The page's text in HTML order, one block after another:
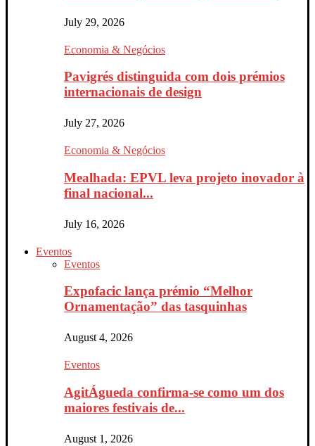
July 29, 2026
Economia & Negócios
Pavigrés distinguida com dois prémios
internacionais de design
July 27, 2026
Economia & Negócios
Mealhada: EPVL leva projeto inovador à
final nacional...
July 16, 2026
Eventos
Eventos
Expofacic lança prémio “Melhor
Ornamentação” das tasquinhas
August 4, 2026
Eventos
AgitÁgueda confirma-se como um dos
maiores festivais de...
August 1, 2026